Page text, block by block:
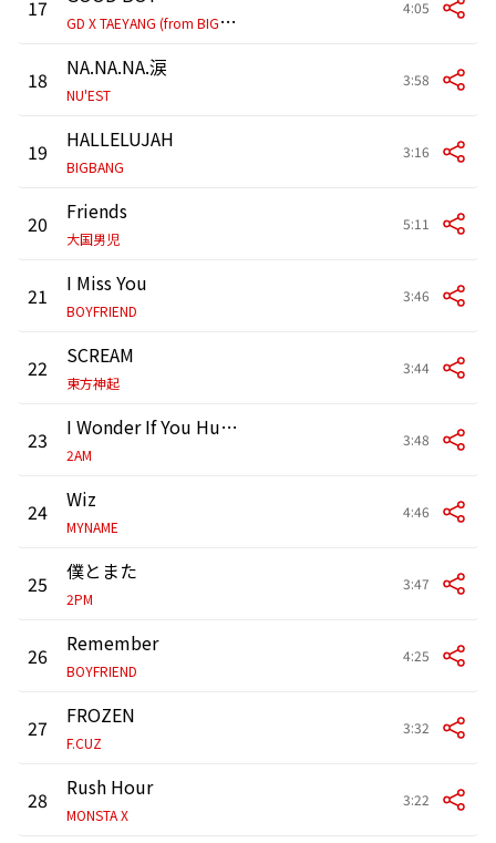
17
G
D X TAEYANG (from BIGBANG)
4:05
18 NA.NA.NA.涙
NU'EST
3:58
19 HALLELUJAH
BIGBANG
3:16
20 Friends
大国男児
5:11
21 I Miss You
BOYFRIEND
3:46
22 SCREAM
東方神起
3:44
23 I Wonder If You Hurt Like Me
2AM
3:48
24 Wiz
MYNAME
4:46
25 僕とまた
2PM
3:47
26 Remember
BOYFRIEND
4:25
27 FROZEN
F.CUZ
3:32
28 Rush Hour
MONSTA X
3:22